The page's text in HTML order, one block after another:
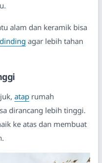
alam dan keramik bisa
dinding agar lebih tahan
atap rumah
dirancang lebih tinggi.
ke atas dan membuat